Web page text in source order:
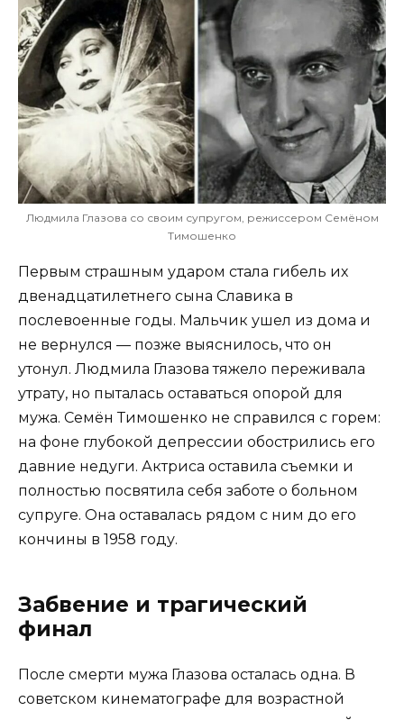
Людмила Глазова со своим супругом, режиссером Семёном
Тимошенко
Первым страшным ударом стала гибель их
двенадцатилетнего сына Славика в
послевоенные годы. Мальчик ушел из дома и
не вернулся — позже выяснилось, что он
утонул. Людмила Глазова тяжело переживала
утрату, но пыталась оставаться опорой для
мужа. Семён Тимошенко не справился с горем:
на фоне глубокой депрессии обострились его
давние недуги. Актриса оставила съемки и
полностью посвятила себя заботе о больном
супруге. Она оставалась рядом с ним до его
кончины в 1958 году.
Забвение и трагический
финал
После смерти мужа Глазова осталась одна. В
советском кинематографе для возрастной